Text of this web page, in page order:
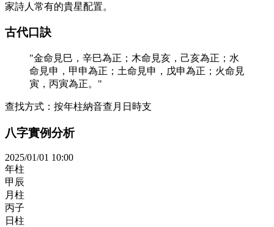
家詩人常有的貴星配置。
古代口訣
"金命見巳，辛巳為正；木命見亥，己亥為正；水
命見申，甲申為正；土命見申，戊申為正；火命見
寅，丙寅為正。 "
查找方式： 按年柱納音查月日時支
八字實例分析
2025/01/01 10:00
年柱
甲辰
月柱
丙子
日柱